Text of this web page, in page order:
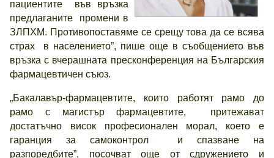
пациентите във връзка
предлаганите промени в
ЗЛПХМ. Противопоставяме се срещу това да се всява
страх в населението”, пише още в съобщението във
връзка с вчерашната пресконференция на Българския
фармацевтичен съюз.
„Бакалавър-фармацевтите, които работят рамо до
рамо с магистър фармацевтите, притежават
достатъчно висок професионален морал, което е
гаранция за самоконтрол и спазване на
разпоредбите”, посочват още от сдружението и